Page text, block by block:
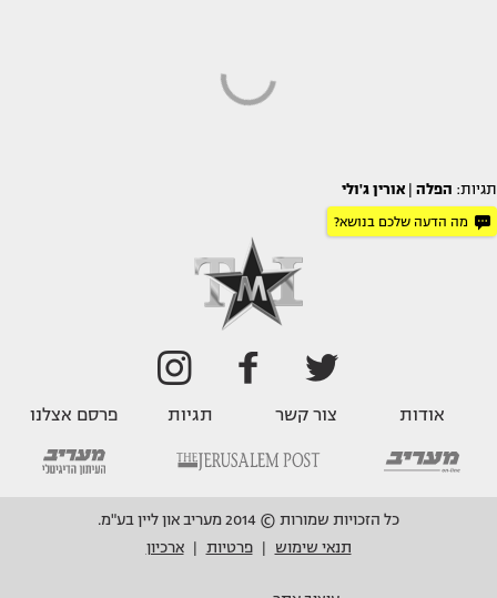
תגיות: הפלה אורין ג'ולי
מה הדעה שלכם בנושא?
אודות צור קשר תגיות פרסם אצלנו
כל הזכויות שמורות © 2014 מעריב און ליין בע"מ.
תנאי שימוש
פרטיות ארכיון